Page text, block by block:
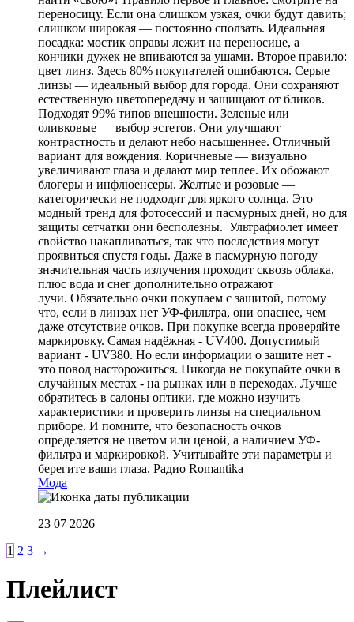
переносицу. Если она слишком узкая, очки будут давить;
слишком широкая — постоянно сползать. Идеальная
посадка: мостик оправы лежит на переносице, а
кончики дужек не впиваются за ушами. Второе правило:
цвет линз. Здесь 80% покупателей ошибаются. Серые
линзы — идеальный выбор для города. Они сохраняют
естественную цветопередачу и защищают от бликов.
Подходят 99% типов внешности. Зеленые или
оливковые — выбор эстетов. Они улучшают
контрастность и делают небо насыщеннее. Отличный
вариант для вождения. Коричневые — визуально
увеличивают глаза и делают мир теплее. Их обожают
блогеры и инфлюенсеры. Желтые и розовые —
категорически не подходят для яркого солнца. Это
модный тренд для фотосессий и пасмурных дней, но для
защиты сетчатки они бесполезны. Ультрафиолет имеет
свойство накапливаться, так что последствия могут
проявиться спустя годы. Даже в пасмурную погоду
значительная часть излучения проходит сквозь облака,
плюс вода и снег дополнительно отражают
лучи. Обязательно очки покупаем с защитой, потому
что, если в линзах нет УФ-фильтра, они опаснее, чем
даже отсутствие очков. При покупке всегда проверяйте
маркировку. Самая надёжная - UV400. Допустимый
вариант - UV380. Но если информации о защите нет -
это повод насторожиться. Никогда не покупайте очки в
случайных местах - на рынках или в переходах. Лучше
обратитесь в салоны оптики, где можно изучить
характеристики и проверить линзы на специальном
приборе. И помните, что безопасность очков
определяется не цветом или ценой, а наличием УФ-
фильтра и маркировкой. Учитывайте эти параметры и
берегите ваши глаза. Радио Romantika
Мода
23 07 2026
1 2 3 →
Плейлист